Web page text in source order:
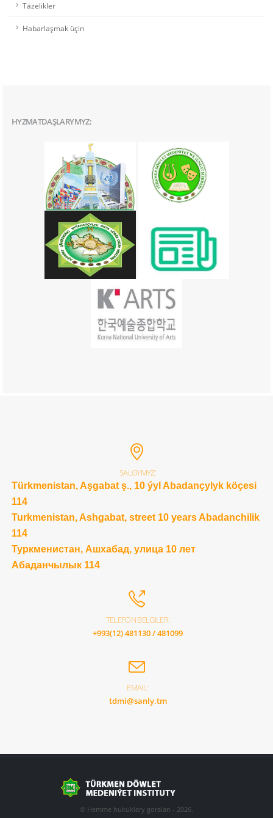
Täzelikler
Habarlaşmak üçin
HYZMATDAŞLARYMYZ:
SALGYMYZ:
Türkmenistan, Aşgabat ş., 10 ýyl Abadançylyk köçesi
114
Turkmenistan, Ashgabat, street 10 years Abadanchilik
114
Туркменистан, Ашхабад, улица 10 лет
Абаданчылык 114
TELEFON BELGILER:
+993(12) 481130 / 481099
EMAIL:
tdmi@sanly.tm
© Hemme hukuklary goralan - 2026.